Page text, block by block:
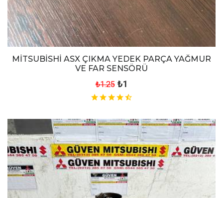
MİTSUBİSHİ ASX ÇIKMA YEDEK PARÇA YAĞMUR
VE FAR SENSÖRÜ
₺1.25 ₺1